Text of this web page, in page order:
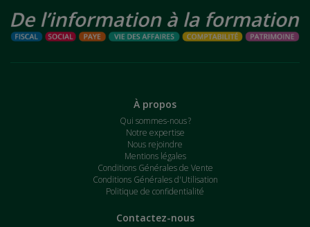
À propos
Qui sommes-nous ?
Notre expertise
Nous rejoindre
Mentions légales
Conditions Générales de Vente
Conditions Générales d'Utilisation
Politique de confidentialité
Contactez-nous